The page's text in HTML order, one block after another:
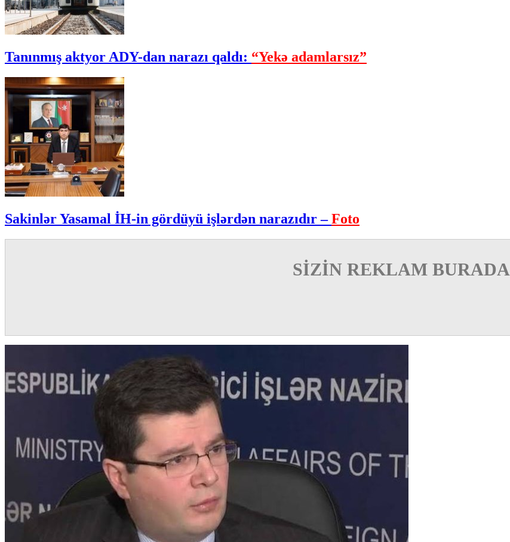
Tanınmış aktyor ADY-dan narazı qaldı: “Yekə adamlarsız”
Sakinlər Yasamal İH-in gördüyü işlərdən narazıdır –Foto
SİZİN REKLAM BURADA